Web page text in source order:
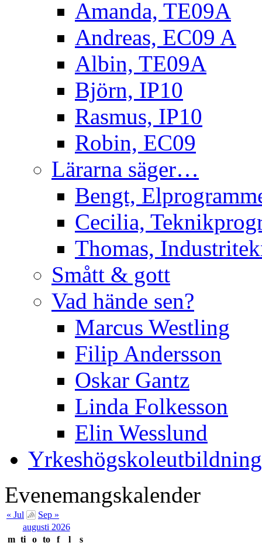
Amanda, TE09A
Andreas, EC09 A
Albin, TE09A
Björn, IP10
Rasmus, IP10
Robin, EC09
Lärarna säger…
Bengt,
Cecilia,
Thomas,
Smått & gott
Vad hände sen?
Marcus Westling
Filip Andersson
Oskar Gantz
Linda Folkesson
Elin Wesslund
Yrkeshögskoleutbildning
Evenemangskalender
« Jul
Sep »
augusti 2026
m ti o to f l
s